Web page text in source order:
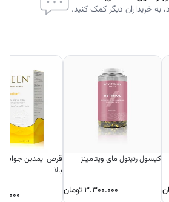
به خریداران دیگر کمک کنید.
کپسول رتینول مای ویتامینز
۳.۳۰۰.۰۰۰تومان
بالا